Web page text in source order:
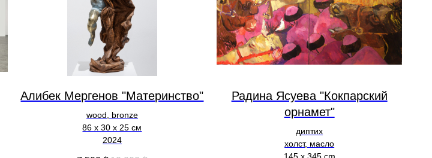
Алибек Мергенов "Материнство"
wood, bronze
86 х 30 х 25 см
2024
Радина Ясуева "Кокпарский
орнамет"
диптих
холст, масло